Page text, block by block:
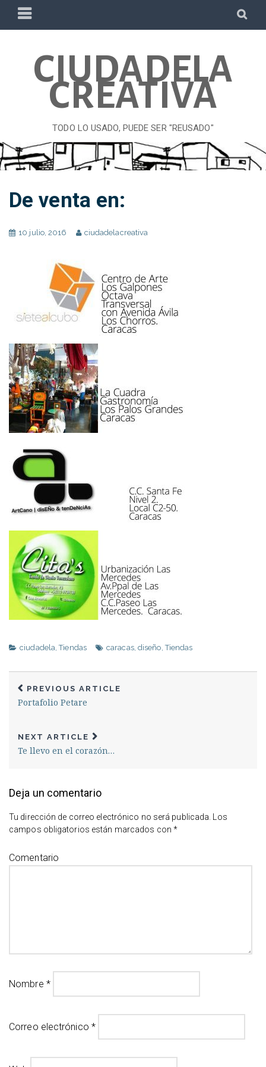
Skip
MENU
CIUDADELA
CREATIVA
TODO LO USADO, PUEDE SER "REUSADO"
De venta en:
10 julio, 2016 ciudadelacreativa
ciudadela ,Tiendas caracas, diseño ,Tiendas
PREVIOUS ARTICLE
Portafolio Petare
NEXT ARTICLE
Te llevo en el corazón…
Deja un comentario
Tu dirección de correo electrónico no será publicada. Los
campos obligatorios están marcados con *
Comentario
Nombre *
Correo electrónico *